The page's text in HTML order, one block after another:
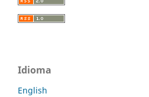
Idioma
English